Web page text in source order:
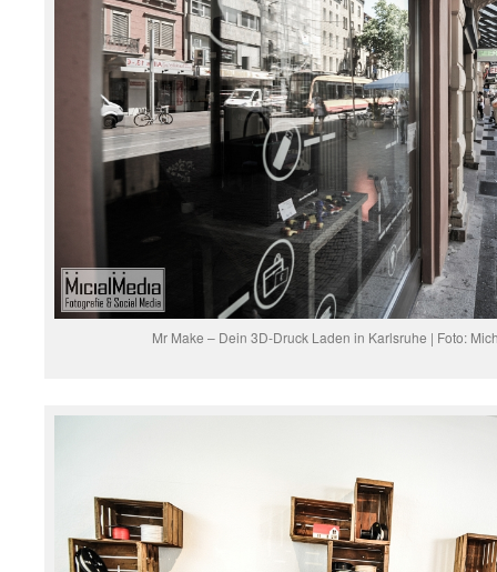
Mr Make – Dein 3D-Druck Laden in Karlsruhe | Foto: